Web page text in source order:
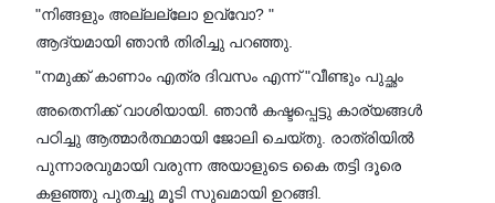
"നിങ്ങളും അല്ലല്ലോ ഉവ്വോ? "
ആദ്യമായി ഞാൻ തിരിച്ചു പറഞ്ഞു.
"നമുക്ക് കാണാം എത്ര ദിവസം എന്ന് "വീണ്ടും പുച്ഛം
അതെനിക്ക് വാശിയായി. ഞാൻ കഷ്ടപ്പെട്ടു കാര്യങ്ങൾ
പഠിച്ചു ആത്മാർത്ഥമായി ജോലി ചെയ്തു. രാത്രിയിൽ
പുന്നാരവുമായി വരുന്ന അയാളുടെ കൈ തട്ടി ദൂരെ
കളഞ്ഞു പുതച്ചു മൂടി സുഖമായി ഉറങ്ങി.